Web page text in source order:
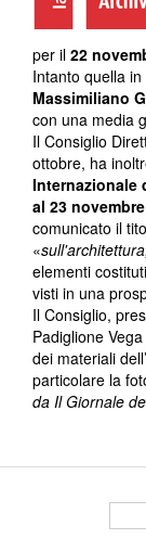
per il 22
Intanto quella
Massimiliano
con una media
Il Consiglio
ottobre, ha
Internazionale
al 23
comunicato il
«
elementi
visti in una
Il Consiglio,
Padiglione
dei materiali dell’
particolare la
da Il Giornale